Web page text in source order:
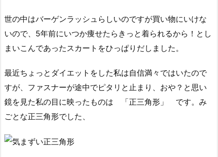
世の中はバーゲンラッシュらしいのですが買い物にいけな
いので、5年前にいつか痩せたらきっと着られるから！とし
まいこんであったスカートをひっぱりだしました。
最近ちょっとダイエットをした私は自信満々ではいたので
すが、ファスナーが途中でピタリと止まり、おや？と思い
鏡を見た私の目に映ったものは 「正三角形」 です。み
ごとな正三角形でした、